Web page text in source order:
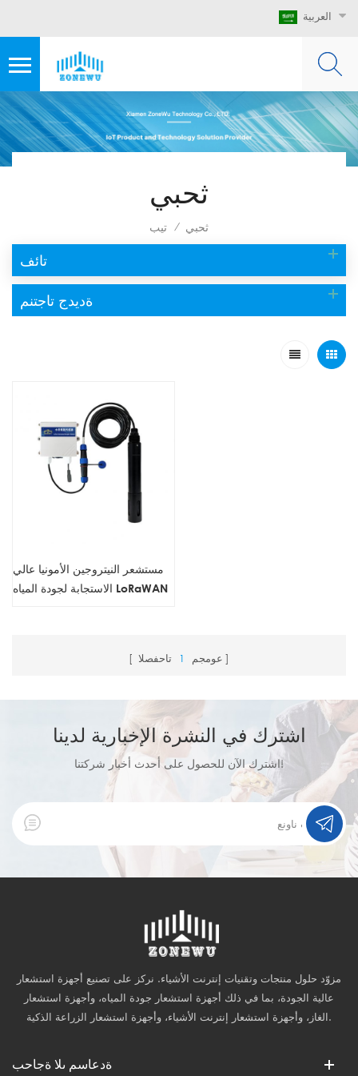
العربية
ثحبي
تيب / ثحبي
تائف
ةديدج تاجتنم
مستشعر النيتروجين الأمونيا عالي
الاستجابة لجودة المياه LoRaWAN
عومجم 1 تاحفصلا
اشترك في النشرة الإخبارية لدينا
اشترك الآن للحصول على أحدث أخبار شركتنا!
مزوّد حلول منتجات وتقنيات إنترنت الأشياء. نركز على تصنيع أجهزة استشعار
عالية الجودة، بما في ذلك أجهزة استشعار جودة المياه، وأجهزة استشعار
الغاز، وأجهزة استشعار إنترنت الأشياء، وأجهزة استشعار الزراعة الذكية.
ةدعاسم ىلا ةجاحب